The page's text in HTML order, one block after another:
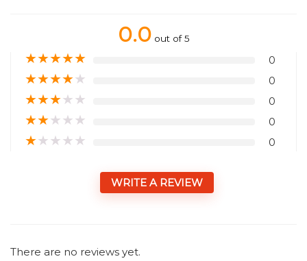
0.0 out of 5
★★★★★ 0
★★★★★ 0
★★★★★ 0
★★★★★ 0
★★★★★ 0
WRITE A REVIEW
There are no reviews yet.